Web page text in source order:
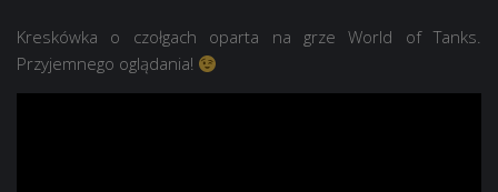
Kreskówka o czołgach oparta na grze World of Tanks.
Przyjemnego oglądania!